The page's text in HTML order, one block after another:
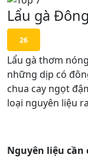
Lẩu gà
26
Lẩu gà thơm
những dịp có
chua cay ngọt
loại nguyên liệu
Nguyên liệu cần